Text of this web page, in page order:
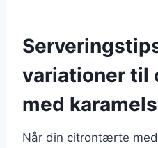
variationer
med
Når din citrontærte